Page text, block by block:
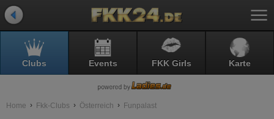
Clubs Events FKK Girls Karte
Home Fkk-Clubs Österreich Funpalast